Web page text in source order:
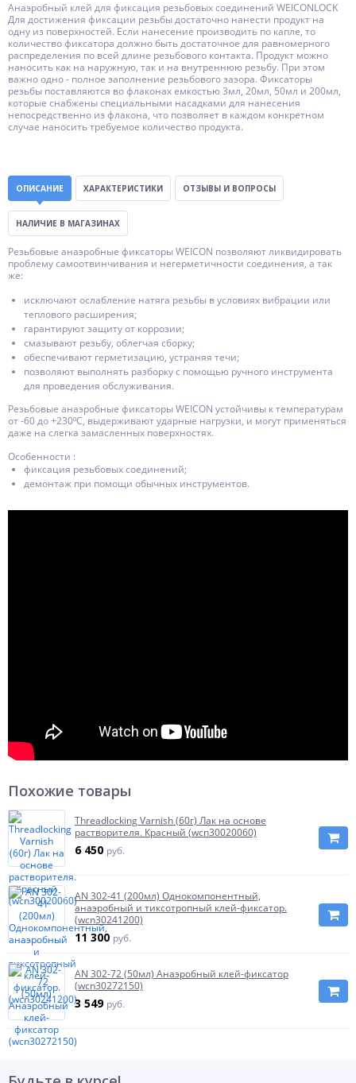
Анаэробный клей для фиксация резьбовых соединений WEICONLOCK
Для достижения фиксации резьбы достаточно нанести продукт на
одну из поверхностей. Если нанесение производить по капле, то
количество фиксатора должно быть достаточное для равномерного
распределения по всей длине резьбового контакта. Продукт можно
наносить как на наружную, так и на внутреннюю резьбу. При этом
важно одно - полное заполнение резьбового зазора. Фиксаторы
резьбы поставляются во флаконах емкостью 3мл, 20мл, 50мл и 200мл,
которые снабжены специальными насадками для нанесения
непосредственно из флакона, что позволяет в каждом конкретном
случае наносить требуемое количество продукта.
ОПИСАНИЕ ХАРАКТЕРИСТИКИ ОТЗЫВЫ И ВОПРОСЫ
НАЛИЧИЕ В МАГАЗИНАХ
Резьбовые анаэробные фиксаторы WEICON позволяют ликвидировать
проблему самоотвинчивания и негерметичности соединения, а так
же:
исключают ослабление натяга резьбы в условиях вибрации или
теплового расширения;
гарантируют защиту от коррозии;
смазывают резьбу, облегчая сборку;
обеспечивают герметизацию, устраняя течи;
позволяют выполнять разборку с помощью ручного инструмента
для проведения обслуживания.
Резьбовые анаэробные фиксаторы WEICON устойчивы к температурам
от -60 до +230⁰С, выдерживают ударные нагрузки, и могут применяться
даже на слегка замасленных поверхностях.
Особенности :
фиксация резьбовых соединений;
демонтаж при помощи обычных инструментов.
Похожие товары
Threadlocking Varnish (60г) Лак на основе
растворителя. Красный (wcn30020060)
6 450 руб.
AN 302-41 (200мл) Однокомпонентный,
анаэробный и тиксотропный клей-фиксатор.
(wcn30241200)
11 300 руб.
AN 302-72 (50мл) Анаэробный клей-фиксатор
(wcn30272150)
3 549 руб.